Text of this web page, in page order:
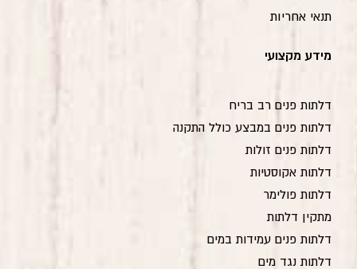
תנאי אחריות
מידע מקצועי
דלתות פנים רב בריח
דלתות פנים במבצע כולל התקנה
דלתות פנים זולות
דלתות אקוסטיות
דלתות פולימר
מתקין דלתות
דלתות פנים עמידות במים
דלתות נגד מים